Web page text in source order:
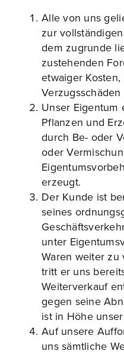
Alle von uns
zur
dem zugrunde
zustehenden
etwaiger
Unser Eigentum
Pflanzen und
durch Be- oder
oder
erzeugt.
Der Kunde ist
seines
unter
Waren weiter zu
tritt er uns
Weiterverkauf
gegen seine
ist in Höhe
Auf unsere
uns sämtliche